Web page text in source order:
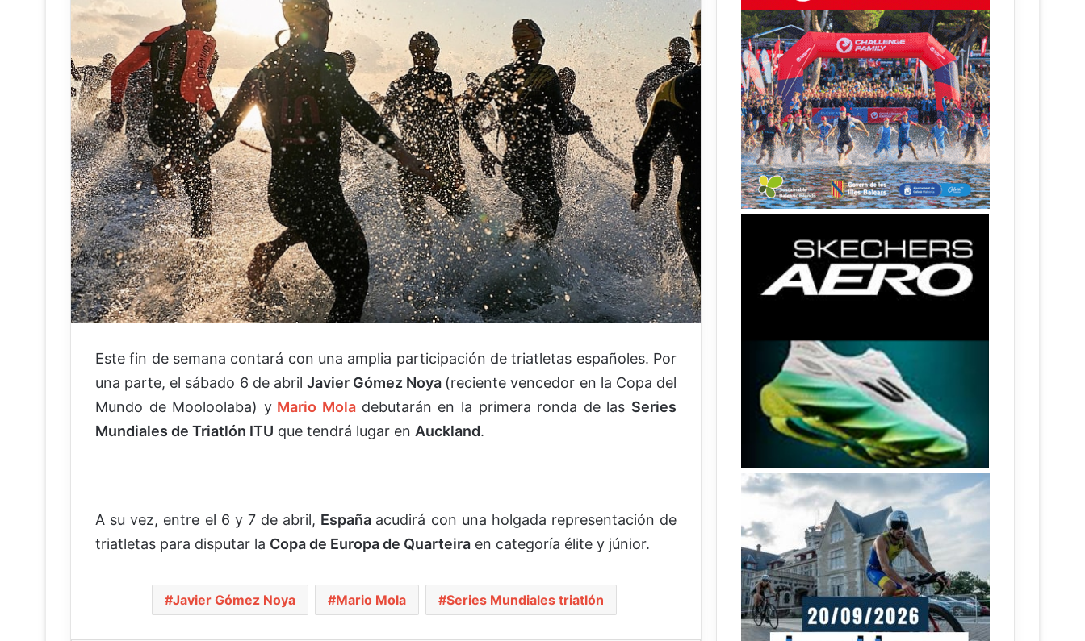
Este fin de semana contará con una amplia participación de triatletas españoles. Por
una parte, el sábado 6 de abril Javier Gómez Noya (reciente vencedor en la Copa del
Mundo de Mooloolaba) y Mario Mola debutarán en la primera ronda de las Series
Mundiales de Triatlón ITU que tendrá lugar en Auckland.
A su vez, entre el 6 y 7 de abril, España acudirá con una holgada representación de
triatletas para disputar la Copa de Europa de Quarteira en categoría élite y júnior.
Javier Gómez Noya Mario Mola Series Mundiales triatlón